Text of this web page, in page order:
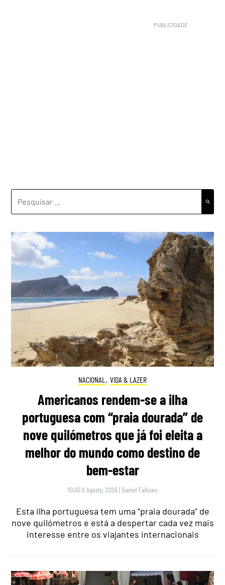
POR:
NACIONAL , VIDA & LAZER
Americanos rendem-se a ilha
portuguesa com “praia dourada” de
nove quilómetros que já foi eleita a
melhor do mundo como destino de
bem-estar
10:00 6 Agosto, 2026 | Daniel Fallows
Esta ilha portuguesa tem uma “praia dourada” de
nove quilómetros e está a despertar cada vez mais
interesse entre os viajantes internacionais